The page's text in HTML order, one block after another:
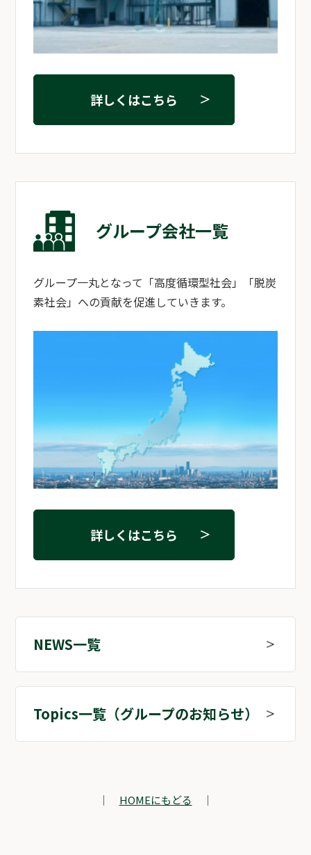
詳しくはこちら
グループ会社一覧
グループ一丸となって「高度循環型社会」「脱炭
素社会」への貢献を促進していきます。
詳しくはこちら
NEWS一覧
Topics一覧（グループのお知らせ）
｜ HOMEにもどる ｜